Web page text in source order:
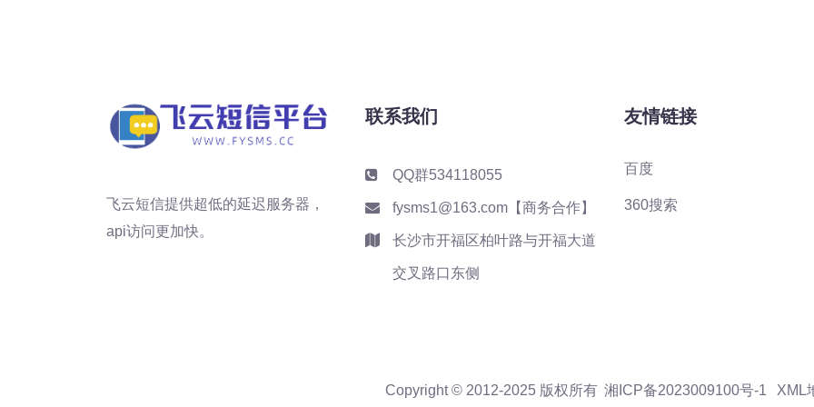
飞云短信提供超低的延迟服务器，
api访问更加快。
联系我们
QQ群534118055
fysms1@163.com【商务合作】
长沙市开福区柏叶路与开福大道
交叉路口东侧
友情链接
百度
360搜索
Copyright © 2012-2025 版权所有 湘ICP备2023009100号-1 XML